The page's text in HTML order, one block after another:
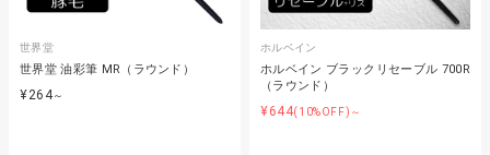
世界堂
世界堂 油彩筆 MR（ラウンド）
¥264～
ホルベイン
ホルベイン ブラックリセーブル 700R
（ラウンド）
¥644(10%OFF)～